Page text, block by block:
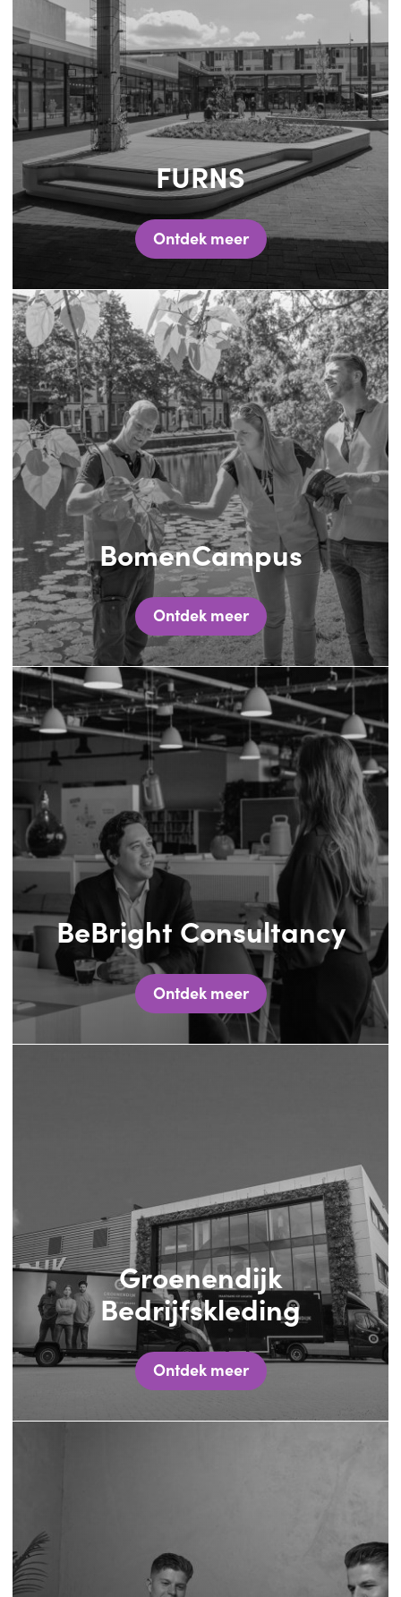
FURNS
Ontdek meer
BomenCampus
Ontdek meer
BeBright Consultancy
Ontdek meer
Groenendijk
Bedrijfskleding
Ontdek meer